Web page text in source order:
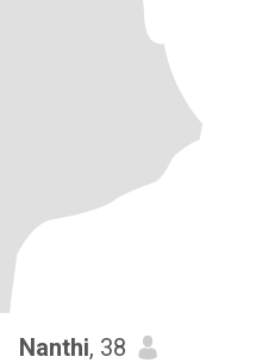
Nanthi, 38